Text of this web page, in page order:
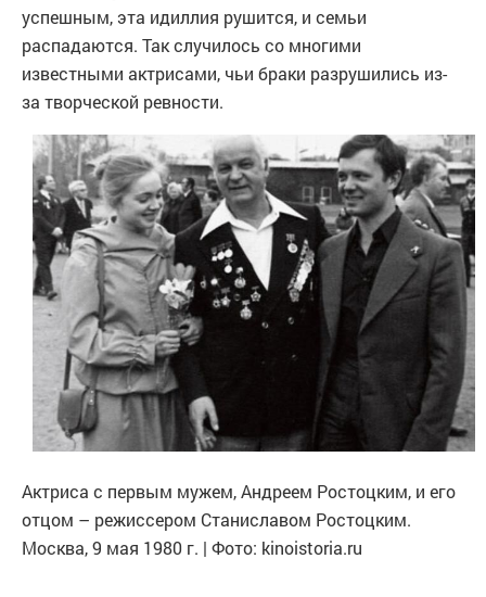
успешным, эта идиллия рушится, и семьи
распадаются. Так случилось со многими
известными актрисами, чьи браки разрушились из-
за творческой ревности.
Актриса с первым мужем, Андреем Ростоцким, и его
отцом – режиссером Станиславом Ростоцким.
Москва, 9 мая 1980 г. | Фото: kinoistoria.ru